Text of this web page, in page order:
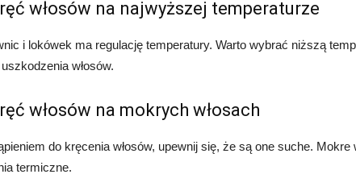
włosów na najwyższej temperaturze
i lokówek ma regulację temperatury. Warto wybrać niższą
włosów.
włosów na mokrych włosach
do kręcenia włosów, upewnij się, że są one suche. Mokre
termiczne.